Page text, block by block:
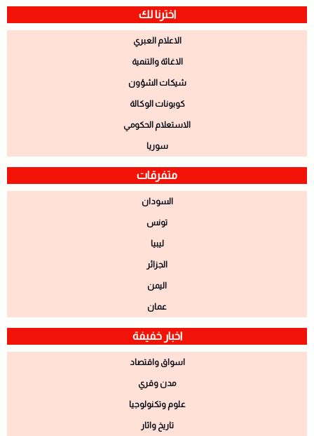
اخترنا لك
الاعلام العبري
الاغاثة والتنمية
شيكات الشؤون
كوبونات الوكالة
الاستعلام الحكومي
سوريا
متفرقات
السودان
تونس
ليبيا
الجزائر
اليمن
عمان
اخبار خفيفة
اسواق واقتصاد
مدن وقري
علوم وتكنولوجيا
تاريخ واثار